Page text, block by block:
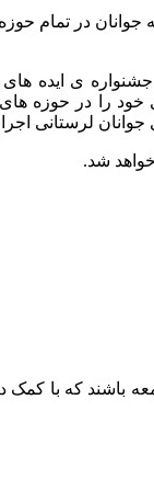
جوانان در تمام
ی ایده های
خود را در حوزه
لرستانی اجرا
شد.
باشند که با